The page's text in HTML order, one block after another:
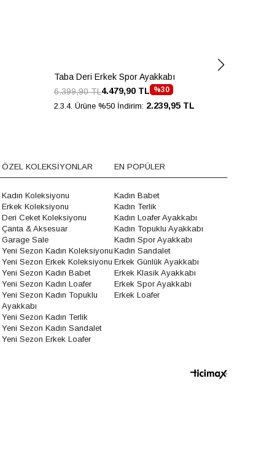
Taba Deri Erkek Spor Ayakkabı
%30
4.479,90 TL
6.399,90 TL
2.3.4. Ürüne %50 İndirim: 2.239,95 TL
ÖZEL KOLEKSİYONLAR
Kadın Koleksiyonu
Erkek Koleksiyonu
Deri Ceket Koleksiyonu
Çanta & Aksesuar
Garage Sale
Yeni Sezon Kadın Koleksiyonu
Yeni Sezon Erkek Koleksiyonu
Yeni Sezon Kadın Babet
Yeni Sezon Kadın Loafer
Yeni Sezon Kadın Topuklu
Ayakkabı
Yeni Sezon Kadın Terlik
Yeni Sezon Kadın Sandalet
Yeni Sezon Erkek Loafer
EN POPÜLER
Kadın Babet
Kadın Terlik
Kadın Loafer Ayakkabı
Kadın Topuklu Ayakkabı
Kadın Spor Ayakkabı
Kadın Sandalet
Erkek Günlük Ayakkabı
Erkek Klasik Ayakkabı
Erkek Spor Ayakkabı
Erkek Loafer